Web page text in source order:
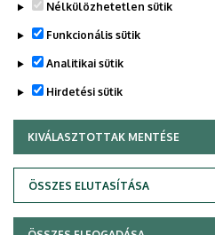
Nélkülözhetetlen sütik
Funkcionális sütik
Analitikai sütik
Hirdetési sütik
KIVÁLASZTOTTAK MENTÉSE
ÖSSZES ELUTASÍTÁSA
WITHDRAW CONSENT
Adatvédelem